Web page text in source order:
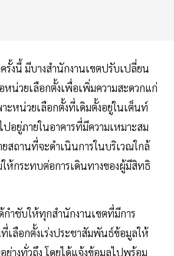
รั้งนี้ มีบางสำนักงานเขตปรับเปลี่ยน
หน่วยเลือกตั้งเพื่อเพิ่มความสะดวกแก่
ะหน่วยเลือกตั้งที่เดิมตั้งอยู่ในเต็นท์
ปอยู่ภายในอาคารที่มีความเหมาะสม
สถานที่จะดำเนินการในบริเวณใกล้
ให้กระทบต่อการเดินทางของผู้มีสิทธิ
กำชับให้ทุกสำนักงานเขตที่มีการ
เลือกตั้งเร่งประชาสัมพันธ์ข้อมูลให้
างทั่วถึง โดยได้แจ้งข้อมูลไปพร้อม